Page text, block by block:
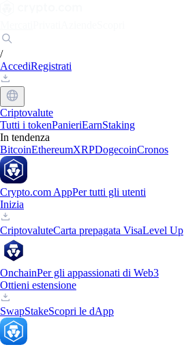
/
AccediRegistrati
Criptovalute
Tutti i tokenPanieriEarnStaking
In tendenza
BitcoinEthereumXRPDogecoinCronos
Crypto.com AppPer tutti gli utenti
Inizia
CriptovaluteCarta prepagata VisaLevel Up
OnchainPer gli appassionati di Web3
Ottieni estensione
SwapStakeScopri le dApp